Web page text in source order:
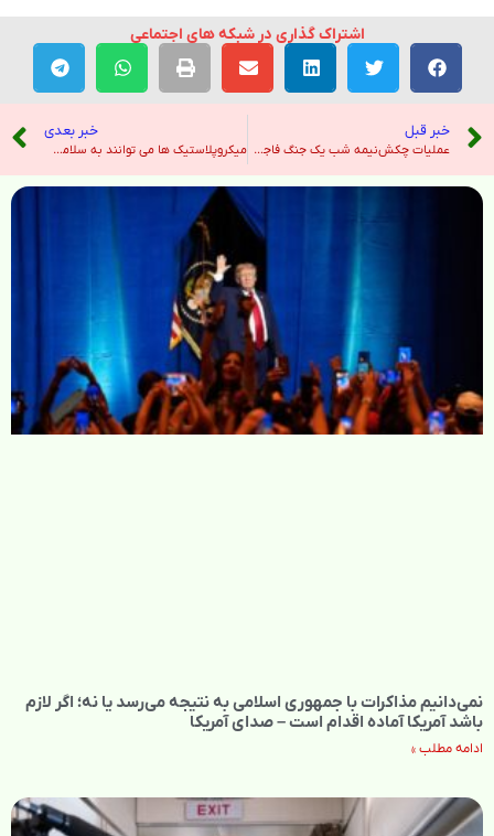
اشتراک گذاری در شبکه های اجتماعی
خبر قبل
عملیات چکش‌نیمه شب یک جنگ فاجعه‌بار را متوقف کرد؛ تاسیسات اتمی جمهوری اسلامی نابود شد – صدای آمریکا
خبر بعدی
میکروپلاستیک ها می توانند به سلامت استخوان های انسان آسیب بزنند – خبرگزاری تسنیم
نمی‌دانیم مذاکرات با جمهوری اسلامی به نتیجه می‌رسد یا نه؛ اگر لازم
باشد آمریکا آماده اقدام است – صدای آمریکا
ادامه مطلب »